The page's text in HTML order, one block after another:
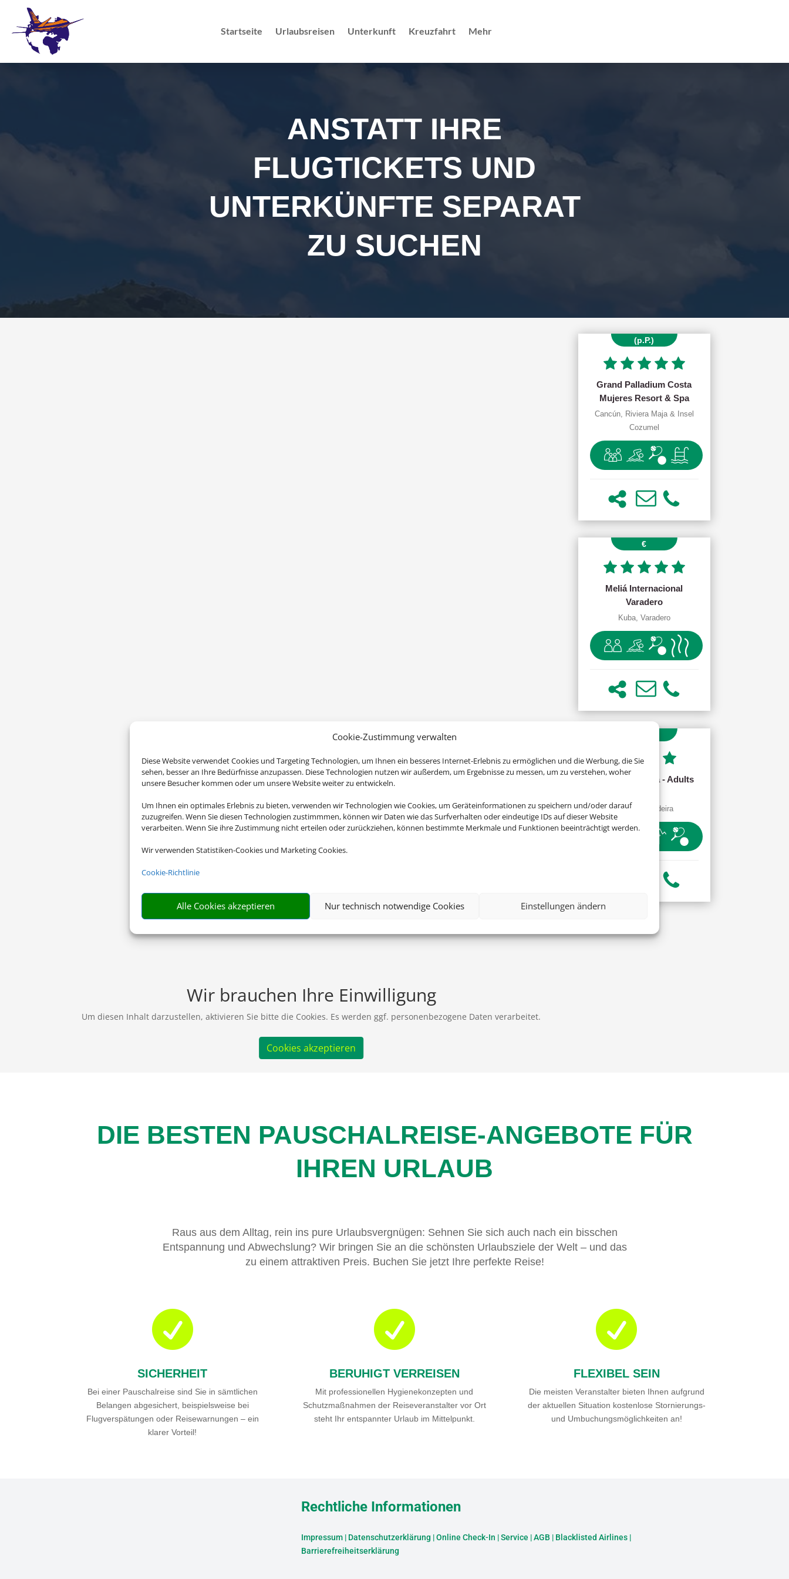
Cookie-Zustimmung verwalten
Diese Website verwendet Cookies und Targeting Technologien, um Ihnen ein besseres Internet-Erlebnis zu ermöglichen und die Werbung, die Sie
sehen, besser an Ihre Bedürfnisse anzupassen. Diese Technologien nutzen wir außerdem, um Ergebnisse zu messen, um zu verstehen, woher
unsere Besucher kommen oder um unsere Website weiter zu entwickeln.
Um Ihnen ein optimales Erlebnis zu bieten, verwenden wir Technologien wie Cookies, um Geräteinformationen zu speichern und/oder darauf
zuzugreifen. Wenn Sie diesen Technologien zustimmmen, können wir Daten wie das Surfverhalten oder eindeutige IDs auf dieser Website
verarbeiten. Wenn Sie ihre Zustimmung nicht erteilen oder zurückziehen, können bestimmte Merkmale und Funktionen beeinträchtigt werden.
Wir verwenden Statistiken-Cookies und Marketing Cookies.
Cookie-Richtlinie
Alle Cookies akzeptieren Nur technisch notwendige Cookies Einstellungen ändern
Startseite Urlaubsreisen Unterkunft Kreuzfahrt Mehr
ANSTATT IHRE
FLUGTICKETS UND
UNTERKÜNFTE SEPARAT
ZU SUCHEN
Wir brauchen Ihre Einwilligung
Um diesen Inhalt darzustellen, aktivieren Sie bitte die Cookies. Es werden ggf. personenbezogene Daten verarbeitet.
Cookies akzeptieren
(p.P.)
Grand Palladium Costa
Mujeres Resort & Spa
Cancún, Riviera Maja & Insel
Cozumel
€
Meliá Internacional
Varadero
Kuba, Varadero
ab 517.00 €
Allegro Madeira - Adults
Funchal, Madeira
DIE BESTEN PAUSCHALREISE-ANGEBOTE FÜR
IHREN URLAUB
Raus aus dem Alltag, rein ins pure Urlaubsvergnügen: Sehnen Sie sich auch nach ein bisschen
Entspannung und Abwechslung? Wir bringen Sie an die schönsten Urlaubsziele der Welt – und das
zu einem attraktiven Preis. Buchen Sie jetzt Ihre perfekte Reise!

SICHERHEIT
Bei einer Pauschalreise sind Sie in sämtlichen
Belangen abgesichert, beispielsweise bei
Flugverspätungen oder Reisewarnungen – ein
klarer Vorteil!

BERUHIGT VERREISEN
Mit professionellen Hygienekonzepten und
Schutzmaßnahmen der Reiseveranstalter vor Ort
steht Ihr entspannter Urlaub im Mittelpunkt.

FLEXIBEL SEIN
Die meisten Veranstalter bieten Ihnen aufgrund
der aktuellen Situation kostenlose Stornierungs-
und Umbuchungsmöglichkeiten an!
Rechtliche Informationen
Impressum| Datenschutzerklärung |Online Check-In |Service |AGB | Blacklisted Airlines|
Barrierefreiheitserklärung